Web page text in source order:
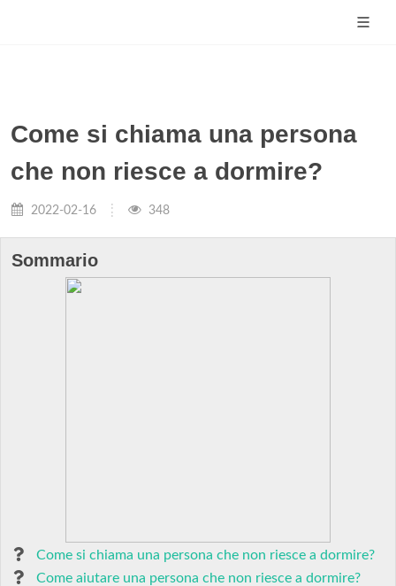
Come si chiama una persona
che non riesce a dormire?
2022-02-16 348
Sommario
Come si chiama una persona che non riesce a dormire?
Come aiutare una persona che non riesce a dormire?